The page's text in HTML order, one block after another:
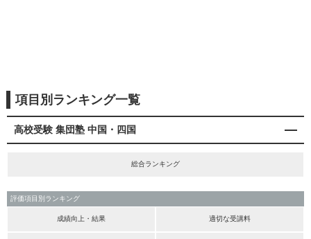
項目別ランキング一覧
高校受験 集団塾 中国・四国
総合ランキング
評価項目別ランキング
成績向上・結果 適切な受講料